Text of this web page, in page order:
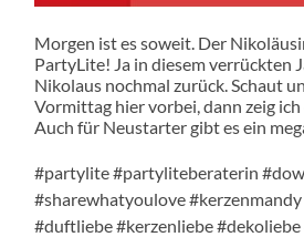
Morgen ist es soweit. Der
PartyLite! Ja in diesem verrückten
Nikolaus nochmal zurück. Schaut
Vormittag hier vorbei, dann zeig ich
Auch für Neustarter gibt es ein
#partylite #partyliteberaterin
#sharewhatyoulove
#duftliebe #kerzenliebe